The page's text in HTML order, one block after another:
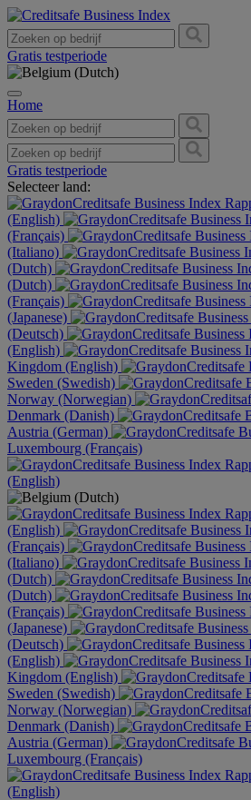
Gratis testperiode
Home
Gratis testperiode
Selecteer land:
(English)
(Français)
(Italiano)
(Dutch)
(Dutch)
(Français)
(Japanese)
(Deutsch)
(English)
Kingdom (English)
Sweden (Swedish)
Norway (Norwegian)
Denmark (Danish)
Austria (German)
Luxembourg (Français)
(English)
(English)
(Français)
(Italiano)
(Dutch)
(Dutch)
(Français)
(Japanese)
(Deutsch)
(English)
Kingdom (English)
Sweden (Swedish)
Norway (Norwegian)
Denmark (Danish)
Austria (German)
Luxembourg (Français)
(English)